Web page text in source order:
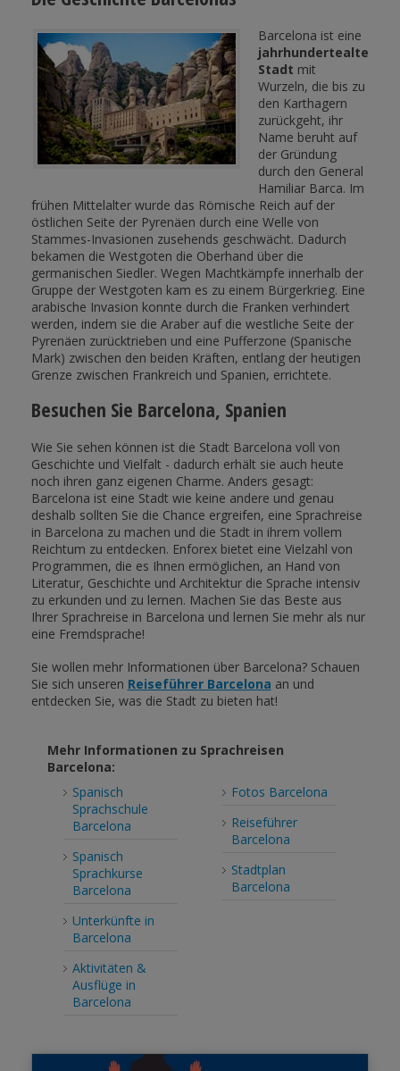
Barcelona ist eine
jahrhundertealte
Stadt mit
Wurzeln, die bis zu
den Karthagern
zurückgeht, ihr
Name beruht auf
der Gründung
durch den General
Hamiliar Barca. Im
frühen Mittelalter wurde das Römische Reich auf der
östlichen Seite der Pyrenäen durch eine Welle von
Stammes-Invasionen zusehends geschwächt. Dadurch
bekamen die Westgoten die Oberhand über die
germanischen Siedler. Wegen Machtkämpfe innerhalb der
Gruppe der Westgoten kam es zu einem Bürgerkrieg. Eine
arabische Invasion konnte durch die Franken verhindert
werden, indem sie die Araber auf die westliche Seite der
Pyrenäen zurücktrieben und eine Pufferzone (Spanische
Mark) zwischen den beiden Kräften, entlang der heutigen
Grenze zwischen Frankreich und Spanien, errichtete.
Besuchen Sie Barcelona, Spanien
Wie Sie sehen können ist die Stadt Barcelona voll von
Geschichte und Vielfalt - dadurch erhält sie auch heute
noch ihren ganz eigenen Charme. Anders gesagt:
Barcelona ist eine Stadt wie keine andere und genau
deshalb sollten Sie die Chance ergreifen, eine Sprachreise
in Barcelona zu machen und die Stadt in ihrem vollem
Reichtum zu entdecken. Enforex bietet eine Vielzahl von
Programmen, die es Ihnen ermöglichen, an Hand von
Literatur, Geschichte und Architektur die Sprache intensiv
zu erkunden und zu lernen. Machen Sie das Beste aus
Ihrer Sprachreise in Barcelona und lernen Sie mehr als nur
eine Fremdsprache!
Sie wollen mehr Informationen über Barcelona? Schauen
Sie sich unseren Reiseführer Barcelona an und
entdecken Sie, was die Stadt zu bieten hat!
Mehr Informationen zu Sprachreisen
Barcelona:
Spanisch
Sprachschule
Barcelona
Spanisch
Sprachkurse
Barcelona
Unterkünfte in
Barcelona
Aktivitäten &
Ausflüge in
Barcelona
Fotos Barcelona
Reiseführer
Barcelona
Stadtplan
Barcelona